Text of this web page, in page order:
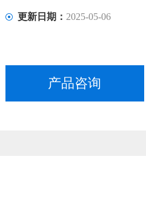
更新日期： 2025-05-06
产品咨询